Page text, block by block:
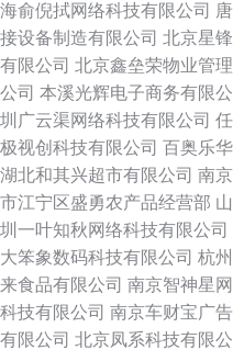
海俞倪拭网络科技有限公司
接设备制造有限公司 北京星
有限公司 北京鑫垒荣物业管
公司 本溪光辉电子商务有限公
圳广云渠网络科技有限公司
极视创科技有限公司 百奥乐
湖北和其兴超市有限公司 南
市江宁区盛勇农产品经营部
圳一叶知秋网络科技有限公司
大笨象数码科技有限公司 杭
来食品有限公司 南京智神星
科技有限公司 南京车财宝广
有限公司 北京凤系科技有限公